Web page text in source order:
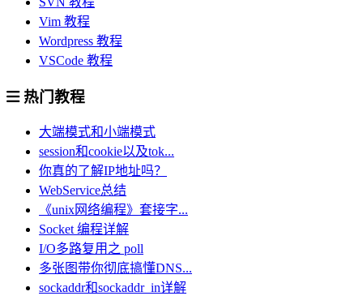
Vim 教程
Wordpress 教程
VSCode 教程
热门教程
大端模式和小端模式
session和cookie以及tok...
你真的了解IP地址吗？
WebService总结
《unix网络编程》套接字...
Socket 编程详解
I/O多路复用之 poll
多张图带你彻底搞懂DNS...
sockaddr和sockaddr_in详解